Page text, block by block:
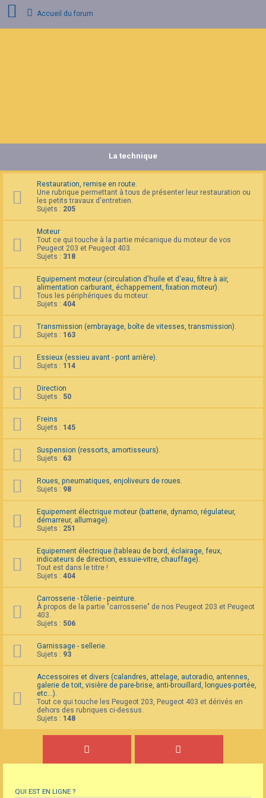
s
Accueil du forum
La technique
Restauration, remise en route.
Une rubrique permettant à tous de présenter leur restauration ou
les petits travaux d'entretien.
Sujets : 205
Moteur
Tout ce qui touche à la partie mécanique du moteur de vos
Peugeot 203 et Peugeot 403.
Sujets : 318
Equipement moteur (circulation d'huile et d'eau, filtre à air,
alimentation carburant, échappement, fixation moteur).
Tous les périphériques du moteur.
Sujets : 404
Transmission (embrayage, boîte de vitesses, transmission).
Sujets : 163
Essieux (essieu avant - pont arrière).
Sujets : 114
Direction
Sujets : 50
Freins
Sujets : 145
Suspension (ressorts, amortisseurs).
Sujets : 63
Roues, pneumatiques, enjoliveurs de roues.
Sujets : 98
Equipement électrique moteur (batterie, dynamo, régulateur,
démarreur, allumage).
Sujets : 251
Equipement électrique (tableau de bord, éclairage, feux,
indicateurs de direction, essuie-vitre, chauffage).
Tout est dans le titre !
Sujets : 404
Carrosserie - tôlerie - peinture.
À propos de la partie "carrosserie" de nos Peugeot 203 et Peugeot
403.
Sujets : 506
Garnissage - sellerie.
Sujets : 93
Accessoires et divers (calandres, attelage, autoradio, antennes,
galerie de toit, visière de pare-brise, anti-brouillard, longues-portée,
etc...).
Tout ce qui touche les Peugeot 203, Peugeot 403 et dérivés en
dehors des rubriques ci-dessus.
Sujets : 148
QUI EST EN LIGNE ?